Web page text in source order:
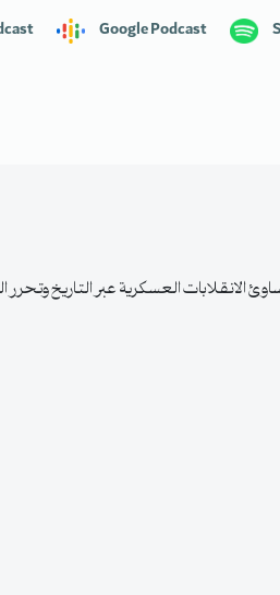
Google Podcast
الانقلابات العسكرية عبر التاريخ